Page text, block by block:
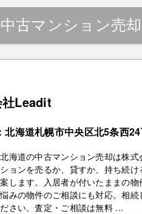
古マンション売
Leadit
北海道札幌市中央区北5条西
海道の中古マンション売却は株式
ョンを売るか、貸すか、持ち続
します。入居者が付いたままの
みの物件のご相談にも対応。相
さい。査定・ご相談は無料 ...